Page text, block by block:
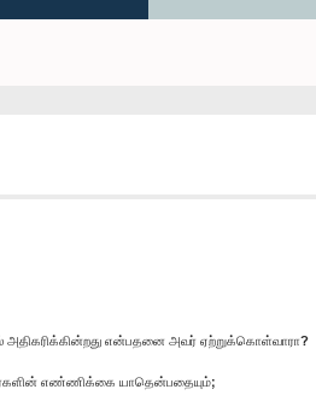
என்பதனை அவர் ஏற்றுக்கொள்வாரா?
எண்ணிக்கை யாதென்பதையும்;